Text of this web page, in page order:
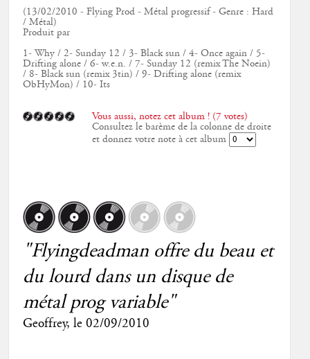
(13/02/2010 - Flying Prod - Métal progressif - Genre : Hard
/ Métal)
Produit par
1- Why / 2- Sunday 12 / 3- Black sun / 4- Once again / 5-
Drifting alone / 6- w.e.n. / 7- Sunday 12 (remix The Noein)
/ 8- Black sun (remix 3tin) / 9- Drifting alone (remix
ObHyMon) / 10- Its
Vous aussi, notez cet album ! (7 votes)
Consultez le barème de la colonne de droite
et donnez votre note à cet album
"Flyingdeadman offre du beau et
du lourd dans un disque de
métal prog variable"
Geoffrey, le 02/09/2010